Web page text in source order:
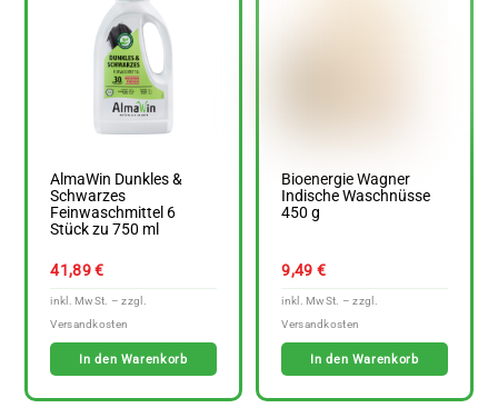
AlmaWin Dunkles &
Schwarzes
Feinwaschmittel 6
Stück zu 750 ml
41,89€
In den Warenkorb
Bioenergie Wagner
Indische Waschnüsse
450 g
9,49 €
In den Warenkorb